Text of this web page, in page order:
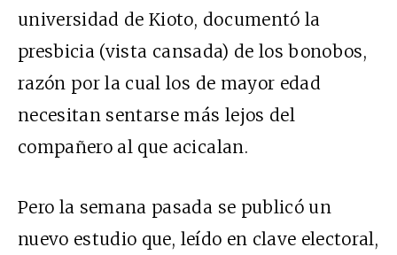
universidad de Kioto, documentó la
presbicia (vista cansada) de los bonobos,
razón por la cual los de mayor edad
necesitan sentarse más lejos del
compañero al que acicalan.
Pero la semana pasada se publicó un
nuevo estudio que, leído en clave electoral,